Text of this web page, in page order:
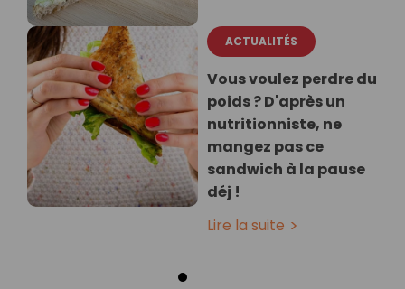
ACTUALITÉS
Vous voulez perdre du
poids ? D'après un
nutritionniste, ne
mangez pas ce
sandwich à la pause
déj !
Lire la suite